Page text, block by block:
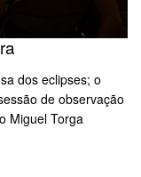
dos eclipses; o
de observação
Miguel Torga​